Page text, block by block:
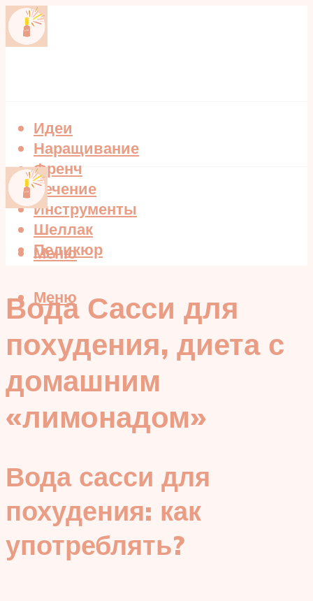
Идеи
Наращивание
Френч
Лечение
Инструменты
Шеллак
Педикюр
Меню
Меню
Вода Сасси для
похудения, диета с
домашним
«лимонадом»
Вода сасси для
похудения: как
употреблять?